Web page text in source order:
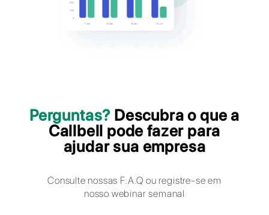
consultas médicas, enviar notificações e